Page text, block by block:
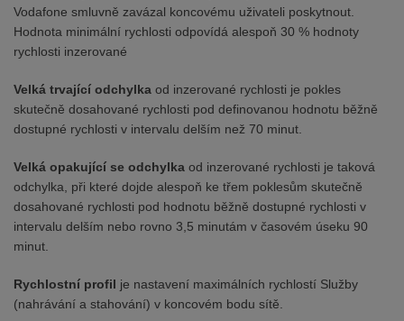
Vodafone smluvně zavázal koncovému uživateli poskytnout.
Hodnota minimální rychlosti odpovídá alespoň 30 % hodnoty
rychlosti inzerované
Velká trvající odchylka od inzerované rychlosti je pokles
skutečně dosahované rychlosti pod definovanou hodnotu běžně
dostupné rychlosti v intervalu delším než 70 minut.
Velká opakující se odchylka od inzerované rychlosti je taková
odchylka, při které dojde alespoň ke třem poklesům skutečně
dosahované rychlosti pod hodnotu běžně dostupné rychlosti v
intervalu delším nebo rovno 3,5 minutám v časovém úseku 90
minut.
Rychlostní profil je nastavení maximálních rychlostí Služby
(nahrávání a stahování) v koncovém bodu sítě.